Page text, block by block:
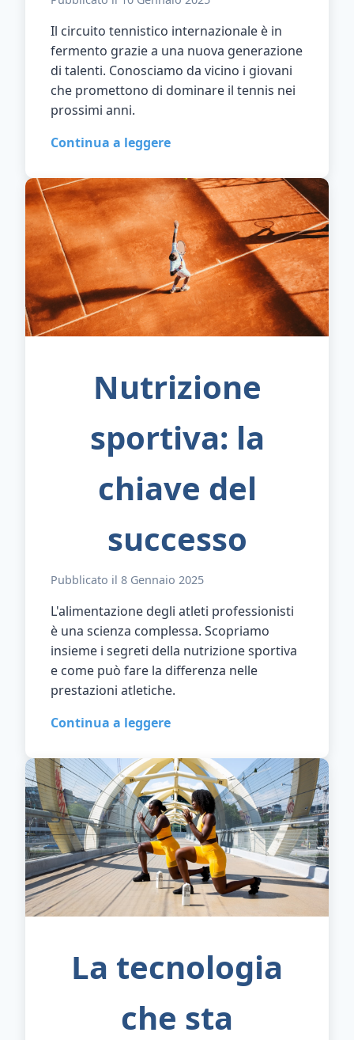
Il circuito tennistico internazionale è in
fermento grazie a una nuova generazione
di talenti. Conosciamo da vicino i giovani
che promettono di dominare il tennis nei
prossimi anni.
Continua a leggere
Nutrizione
sportiva: la
chiave del
successo
Pubblicato il 8 Gennaio 2025
L'alimentazione degli atleti professionisti
è una scienza complessa. Scopriamo
insieme i segreti della nutrizione sportiva
e come può fare la differenza nelle
prestazioni atletiche.
Continua a leggere
La tecnologia
che sta